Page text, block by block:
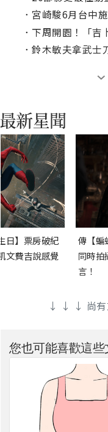
． 宮崎駿6月台中施魔法
． 下周開園！「吉
． 鈴木敏夫拿武士刀阻止電影公
日】票房破紀
文費吉說感覺
傳【蝙
同時拍
言！
↓ ↓ ↓ 尚有
您也可能喜歡這些